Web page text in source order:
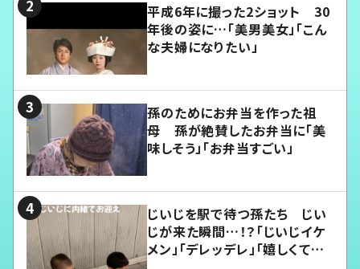
平成6年に撮った2ショット 30
年後の姿に…「美男美女」「こん
な夫婦になりたい」
孫のためにお弁当を作った祖
母 孫が絶賛したお弁当に「美
味しそう」「お弁当すごい」
じいじを駅で待つ孫たち じい
じが来た瞬間…！？「じいじイケ
メン」「デレッデレ」「嬉しくて可